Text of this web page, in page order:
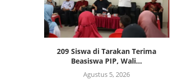
209 Siswa di Tarakan Terima
Beasiswa PIP, Wali...
Agustus 5, 2026